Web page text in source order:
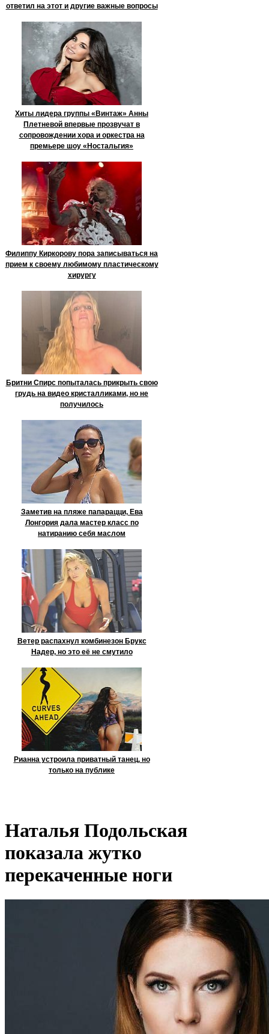
ответил на этот и другие важные вопросы
Хиты лидера группы «Винтаж» Анны
Плетневой впервые прозвучат в
сопровождении хора и оркестра на
премьере шоу «Ностальгия»
Филиппу Киркорову пора записываться на
прием к своему любимому пластическому
хирургу
Бритни Спирс попыталась прикрыть свою
грудь на видео кристалликами, но не
получилось
Заметив на пляже папарацци, Ева
Лонгория дала мастер класс по
натиранию себя маслом
Ветер распахнул комбинезон Брукс
Надер, но это её не смутило
Рианна устроила приватный танец, но
только на публике
Наталья Подольская
показала жутко
перекаченные ноги